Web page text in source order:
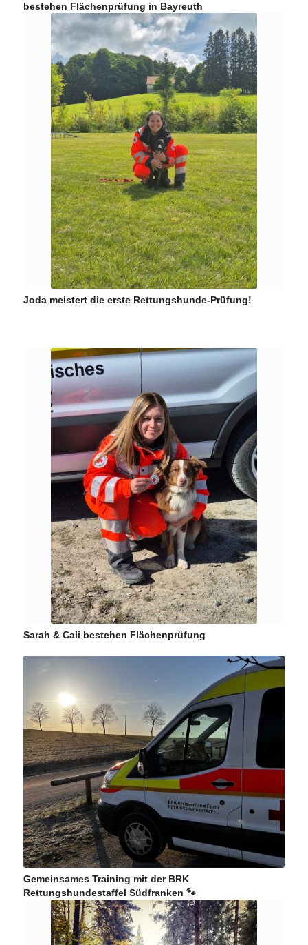
bestehen Flächenprüfung in Bayreuth
Joda meistert die erste Rettungshunde-Prüfung!
Sarah & Cali bestehen Flächenprüfung
Gemeinsames Training mit der BRK
Rettungshundestaffel Südfranken 🐾